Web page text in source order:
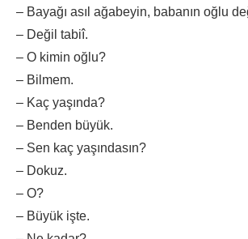
– Bayağı asıl ağabeyin, babanın oğlu
– Değil tabiî.
– O kimin oğlu?
– Bilmem.
– Kaç yaşında?
– Benden büyük.
– Sen kaç yaşındasın?
– Dokuz.
– O?
– Büyük işte.